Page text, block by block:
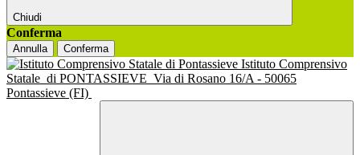
Chiudi
Conferma
Annulla Conferma
Istituto Comprensivo
Statale di PONTASSIEVE Via di Rosano 16/A - 50065
Pontassieve (FI)